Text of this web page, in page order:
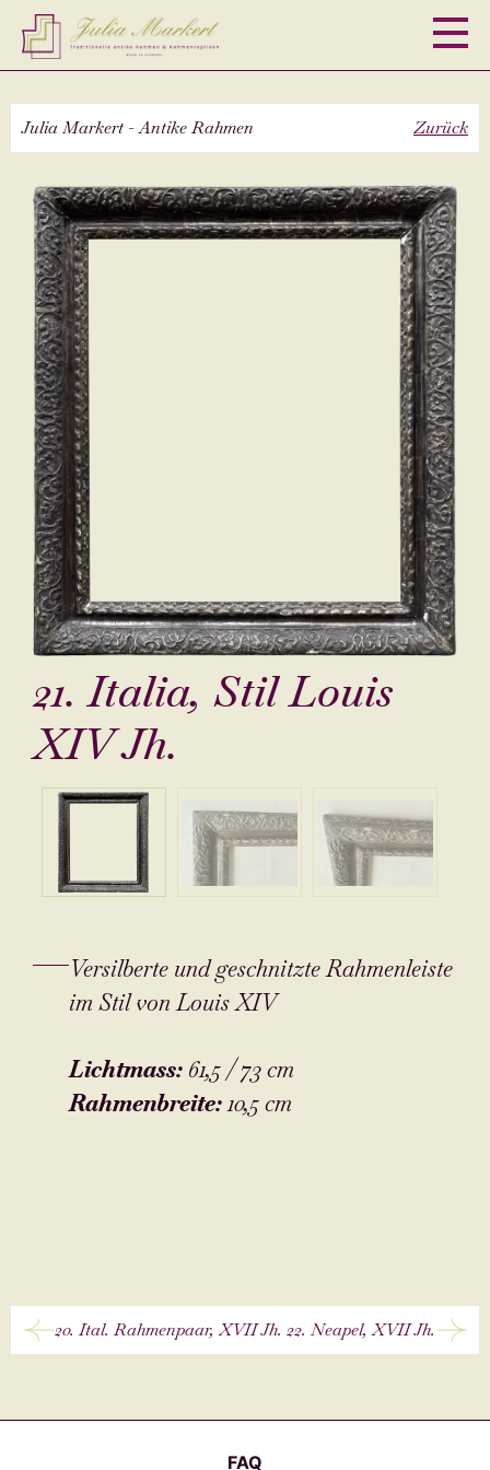
Julia Markert - Antike Rahmen Zurück
21. Italia, Stil Louis
XIV Jh.
Versilberte und geschnitzte Rahmenleiste
im Stil von Louis XIV
Lichtmass:61,5 / 73 cm
Rahmenbreite:10,5 cm
20. Ital. Rahmenpaar, XVII Jh. 22. Neapel, XVII Jh.
FAQ